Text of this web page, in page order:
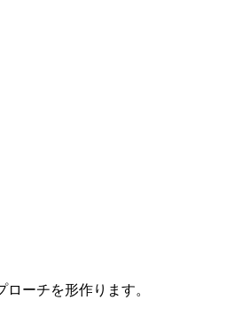
ーチを形作ります。